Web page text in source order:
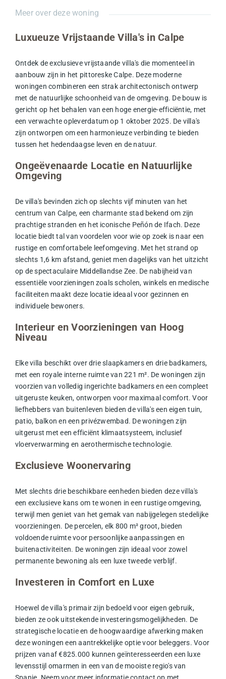
Meer over deze woning
Luxueuze Vrijstaande Villa's in Calpe
Ontdek de exclusieve vrijstaande villa's die momenteel in
aanbouw zijn in het pittoreske Calpe. Deze moderne
woningen combineren een strak architectonisch ontwerp
met de natuurlijke schoonheid van de omgeving. De bouw is
gericht op het behalen van een hoge energie-efficiëntie, met
een verwachte opleverdatum op 1 oktober 2025. De villa's
zijn ontworpen om een harmonieuze verbinding te bieden
tussen het hedendaagse leven en de natuur.
Ongeëvenaarde Locatie en Natuurlijke
Omgeving
De villa's bevinden zich op slechts vijf minuten van het
centrum van Calpe, een charmante stad bekend om zijn
prachtige stranden en het iconische Peñón de Ifach. Deze
locatie biedt tal van voordelen voor wie op zoek is naar een
rustige en comfortabele leefomgeving. Met het strand op
slechts 1,6 km afstand, geniet men dagelijks van het uitzicht
op de spectaculaire Middellandse Zee. De nabijheid van
essentiële voorzieningen zoals scholen, winkels en medische
faciliteiten maakt deze locatie ideaal voor gezinnen en
individuele bewoners.
Interieur en Voorzieningen van Hoog
Niveau
Elke villa beschikt over drie slaapkamers en drie badkamers,
met een royale interne ruimte van 221 m². De woningen zijn
voorzien van volledig ingerichte badkamers en een compleet
uitgeruste keuken, ontworpen voor maximaal comfort. Voor
liefhebbers van buitenleven bieden de villa's een eigen tuin,
patio, balkon en een privézwembad. De woningen zijn
uitgerust met een efficiënt klimaatsysteem, inclusief
vloerverwarming en aerothermische technologie.
Exclusieve Woonervaring
Met slechts drie beschikbare eenheden bieden deze villa's
een exclusieve kans om te wonen in een rustige omgeving,
terwijl men geniet van het gemak van nabijgelegen stedelijke
voorzieningen. De percelen, elk 800 m² groot, bieden
voldoende ruimte voor persoonlijke aanpassingen en
buitenactiviteiten. De woningen zijn ideaal voor zowel
permanente bewoning als een luxe tweede verblijf.
Investeren in Comfort en Luxe
Hoewel de villa's primair zijn bedoeld voor eigen gebruik,
bieden ze ook uitstekende investeringsmogelijkheden. De
strategische locatie en de hoogwaardige afwerking maken
deze woningen een aantrekkelijke optie voor beleggers. Voor
prijzen vanaf €825.000 kunnen geïnteresseerden een luxe
levensstijl omarmen in een van de mooiste regio's van